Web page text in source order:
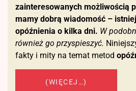
zainteresowanych możliwością
mamy dobrą wiadomość –
opóźnienia o kilka dni. W
również go przyspieszyć.
fakty i mity na temat metod
(WIĘCEJ…)